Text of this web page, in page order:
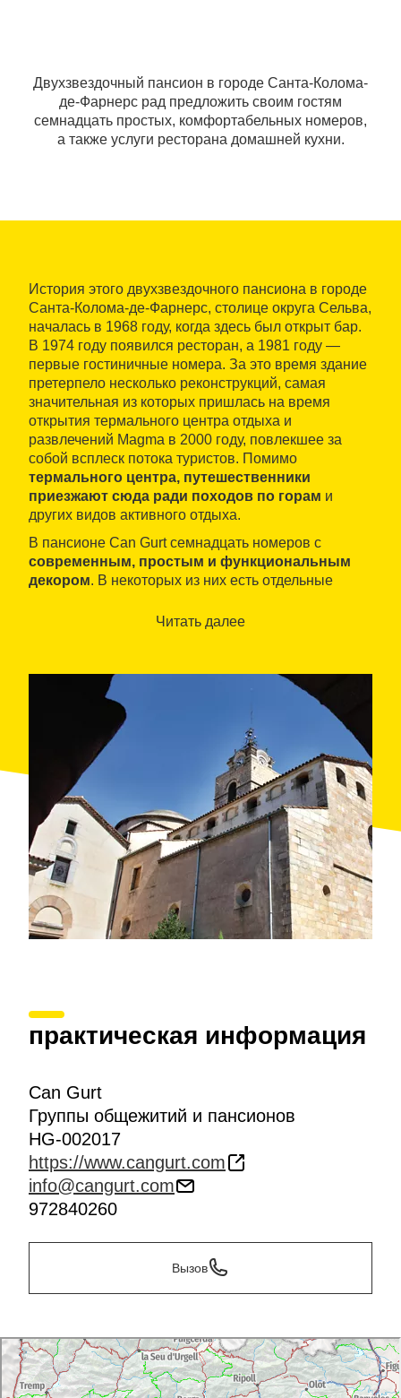
Двухзвездочный пансион в городе Санта-Колома-
де-Фарнерс рад предложить своим гостям
семнадцать простых, комфортабельных номеров,
а также услуги ресторана домашней кухни.
История этого двухзвездочного пансиона в городе
Санта-Колома-де-Фарнерс, столице округа Сельва,
началась в 1968 году, когда здесь был открыт бар.
В 1974 году появился ресторан, а 1981 году —
первые гостиничные номера. За это время здание
претерпело несколько реконструкций, самая
значительная из которых пришлась на время
открытия термального центра отдыха и
развлечений Magma в 2000 году, повлекшее за
собой всплеск потока туристов. Помимо
термального центра, путешественники
приезжают сюда ради походов по горам и
других видов активного отдыха.
В пансионе Can Gurt семнадцать номеров с
современным, простым и функциональным
декором. В некоторых из них есть отдельные
могут пользоваться общими. В ресторане
свежую рыбу и морепродукты, запеченную
баранью лопатку, мясо на углях и домашние
десерты, такие как флан и крема-каталана
(местный вариант крем-брюле).
Читать далее
практическая информация
Can Gurt
Группы общежитий и пансионов
HG-002017
https://www.cangurt.com
info@cangurt.com
972840260
Вызов